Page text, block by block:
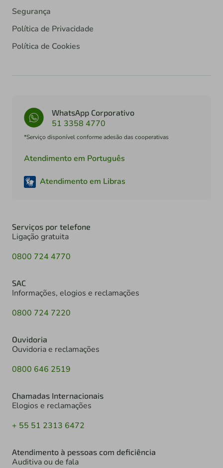
Segurança
Política de Privacidade
Política de Cookies
WhatsApp Corporativo
51 3358 4770
*Serviço disponível conforme adesão das cooperativas
Atendimento em Português
Atendimento em Libras
Serviços por telefone
Ligação gratuita
0800 724 4770
SAC
Informações, elogios e reclamações
0800 724 7220
Ouvidoria
Ouvidoria e reclamações
0800 646 2519
Chamadas Internacionais
Elogios e reclamações
+ 55 51 2313 6472
Atendimento à pessoas com deficiência
Auditiva ou de fala